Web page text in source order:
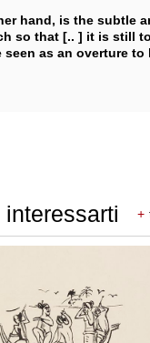
hand, is the subtle
so that [.. ] it is still
as an overture to
+